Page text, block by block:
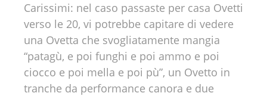
Carissimi: nel caso passaste per casa Ovetti
verso le 20, vi potrebbe capitare di vedere
una Ovetta che svogliatamente mangia
“patagù, e poi funghi e poi ammo e poi
ciocco e poi mella e poi pù”, un Ovetto in
tranche da performance canora e due